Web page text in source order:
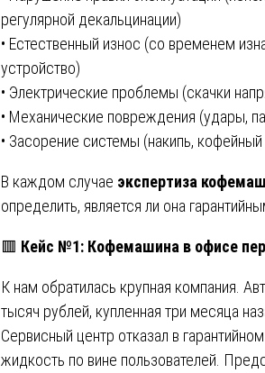
регулярной декальцинации)
• Естественный износ (со временем
устройство)
• Электрические проблемы (скачки
• Механические повреждения (удары,
• Засорение системы (накипь,
В каждом случае экспертиза
определить, является ли она
🟥 Кейс №1: Кофемашина в офисе
К нам обратилась крупная компания.
тысяч рублей, купленная три месяца
Сервисный центр отказал в
жидкость по вине пользователей.